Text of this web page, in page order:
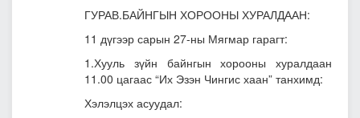
ГУРАВ.БАЙНГЫН ХОРООНЫ ХУРАЛДААН:
11 дүгээр сарын 27-ны Мягмар гарагт:
1.Хууль зүйн байнгын хорооны хуралдаан
11.00 цагаас “Их Эзэн Чингис хаан” танхимд:
Хэлэлцэх асуудал: